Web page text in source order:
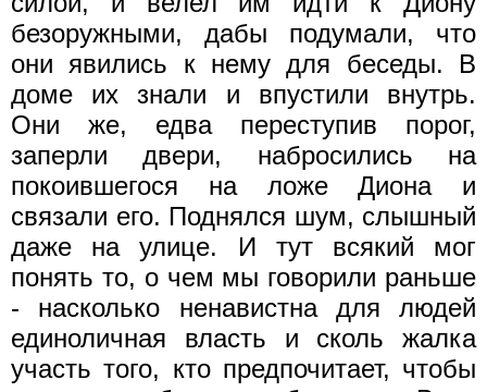
безоружными, дабы подумали, что
они яви­лись к нему для беседы. В
доме их знали и впустили внутрь.
Они же, едва переступив порог,
заперли двери, набросились на
покоившегося на ложе Диона и
связали его. Поднялся шум, слышный
даже на улице. И тут всякий мог
понять то, о чем мы говорили раньше
- насколько ненавистна для людей
единоличная власть и сколь жалка
участь того, кто предпочитает, чтобы